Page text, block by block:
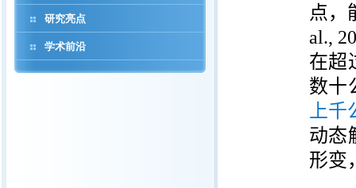
研究亮点
学术前沿
点，
al.,
在超
数十
上千
动态
形变